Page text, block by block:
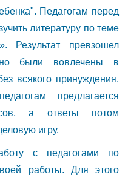
Педагогам перед
литературу по теме
Результат превзошел
были вовлечены в
всякого принуждения.
предлагается
а ответы потом
игру.
с педагогами по
работы. Для этого